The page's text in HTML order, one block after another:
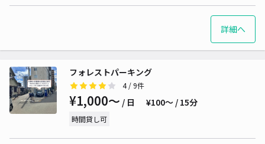
詳細へ
フォレストパーキング
4/ 9件
¥1,000〜 / 日 ¥100〜 / 15分
時間貸し可